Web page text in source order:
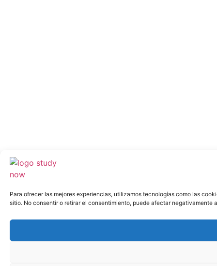
Para ofrecer las mejores experiencias, utilizamos tecnologías como las
sitio. No consentir o retirar el consentimiento, puede afectar negativamente